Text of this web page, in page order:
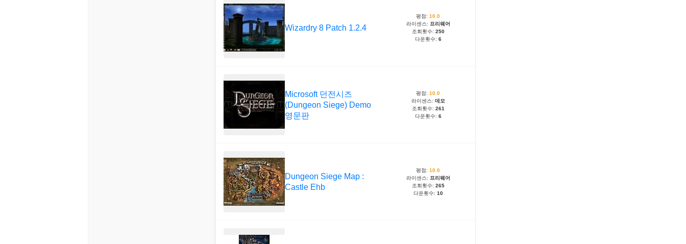
Wizardry 8 Patch 1.2.4
평점:10.0
라이센스: 프리웨어
조회횟수: 250
다운횟수: 6
Microsoft 던전시즈
(Dungeon Siege) Demo
영문판
평점:10.0
라이센스: 데모
조회횟수: 261
다운횟수: 6
Dungeon Siege Map :
Castle Ehb
평점:10.0
라이센스: 프리웨어
조회횟수: 265
다운횟수: 10